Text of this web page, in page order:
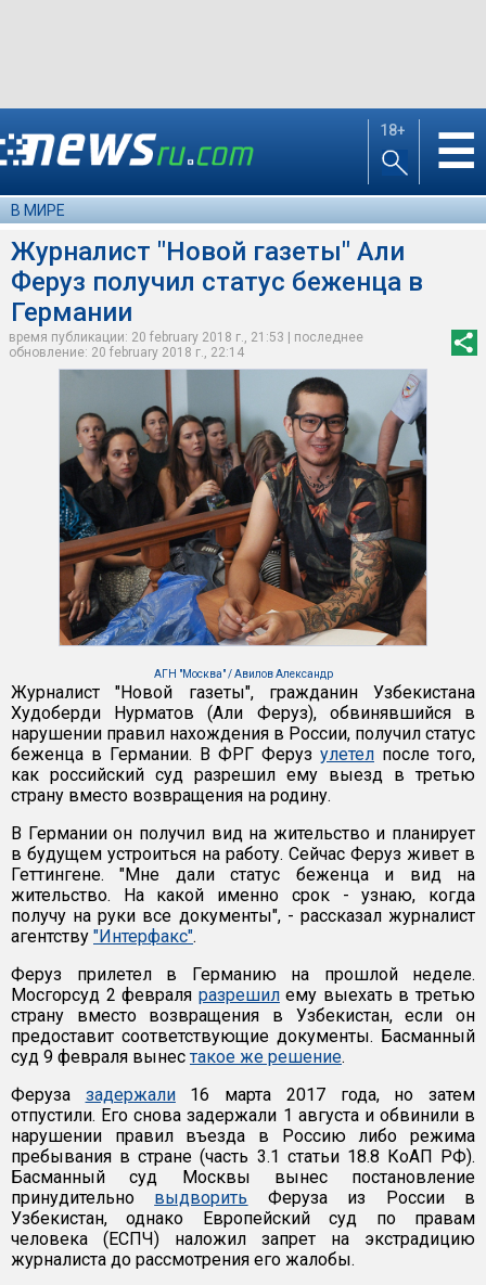
18+ ☰
В МИРЕ
Журналист "Новой газеты" Али
Феруз получил статус беженца в
Германии
время публикации: 20 february 2018 г., 21:53 | последнее
обновление: 20 february 2018 г., 22:14
АГН "Москва" / Авилов Александр
Журналист "Новой газеты", гражданин Узбекистана
Худоберди Нурматов (Али Феруз), обвинявшийся в
нарушении правил нахождения в России, получил статус
беженца в Германии. В ФРГ Феруз улетел после того,
как российский суд разрешил ему выезд в третью
страну вместо возвращения на родину.
В Германии он получил вид на жительство и планирует
в будущем устроиться на работу. Сейчас Феруз живет в
Геттингене. "Мне дали статус беженца и вид на
жительство. На какой именно срок - узнаю, когда
получу на руки все документы", - рассказал журналист
агентству "Интерфакс".
Феруз прилетел в Германию на прошлой неделе.
Мосгорсуд 2 февраля разрешилему выехать в третью
страну вместо возвращения в Узбекистан, если он
предоставит соответствующие документы. Басманный
суд 9 февраля вынес такое же решение.
Феруза задержали16 марта 2017 года, но затем
отпустили. Его снова задержали 1 августа и обвинили в
нарушении правил въезда в Россию либо режима
пребывания в стране (часть 3.1 статьи 18.8 КоАП РФ).
Басманный суд Москвы вынес постановление
принудительно выдворить Феруза из России в
Узбекистан, однако Европейский суд по правам
человека (ЕСПЧ) наложил запрет на экстрадицию
журналиста до рассмотрения его жалобы.